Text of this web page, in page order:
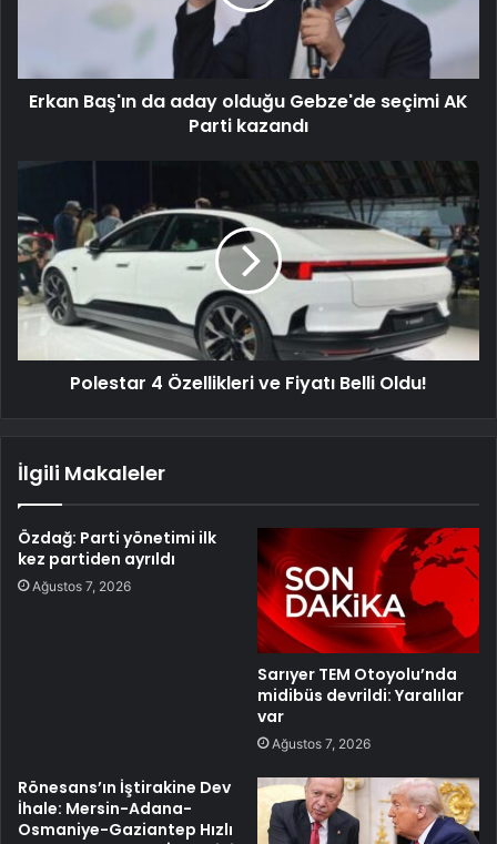
Erkan Baş'ın da aday olduğu Gebze'de seçimi AK
Parti kazandı
Polestar 4 Özellikleri ve Fiyatı Belli Oldu!
İlgili Makaleler
Özdağ: Parti yönetimi ilk
kez partiden ayrıldı
Ağustos 7, 2026
Sarıyer TEM Otoyolu’nda
midibüs devrildi: Yaralılar
var
Ağustos 7, 2026
Rönesans’ın İştirakine Dev
İhale: Mersin-Adana-
Osmaniye-Gaziantep Hızlı